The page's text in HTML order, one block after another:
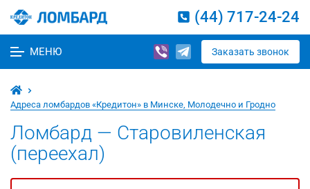
(44) 717-24-24
МЕНЮ Заказать звонок
Адреса ломбардов «Кредитон» в Минске, Молодечно и Гродно
Ломбард — Старовиленская
(переехал)